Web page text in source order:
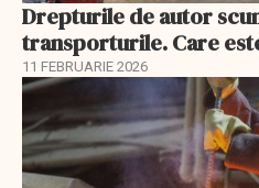
Drepturile de autor
transporturile. Care
11 FEBRUARIE 2026